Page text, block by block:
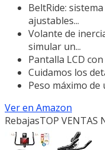
BeltRide:
ajustables...
Volante de
simular un...
Pantalla LCD
Cuidamos los
Peso máximo
Ver en Amazon
RebajasTOP VENTAS